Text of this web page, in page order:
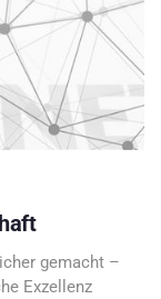
gemacht –
Exzellenz